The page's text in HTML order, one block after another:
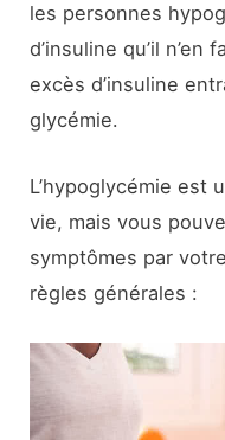
les personnes
d’insuline qu’il n’en
excès d’insuline
glycémie.
L’hypoglycémie est
vie, mais vous
symptômes par
règles générales :